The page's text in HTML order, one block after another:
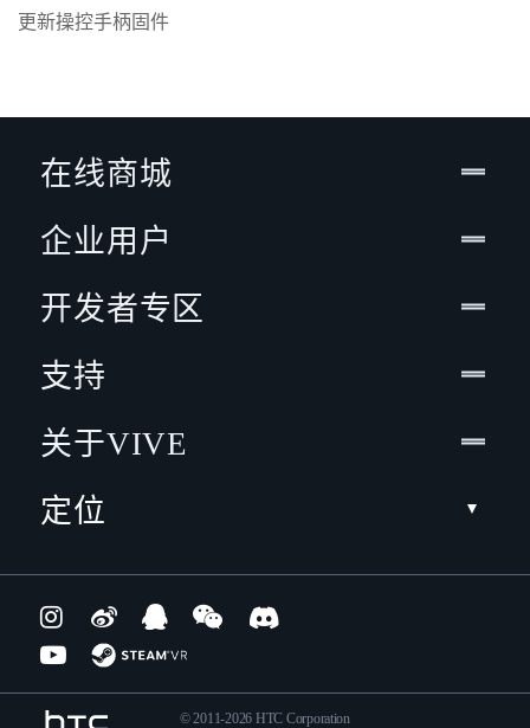
更新操控手柄固件
在线商城
企业用户
开发者专区
支持
关于VIVE
定位
© 2011-2026 HTC Corporation